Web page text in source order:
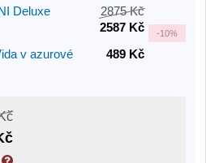
Deluxe
2875 Kč
2587 Kč
-10%
v azurové
489 Kč